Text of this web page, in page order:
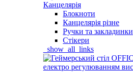
Канцелярія
Блокноти
Канцелярія різне
Ручки та закладинки
Стікери
_show_all_links